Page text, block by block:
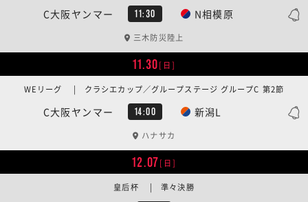
C大阪ヤンマー 11:30 N相模原
三木防災陸上
11.30[日]
C大阪ヤンマー 14:00 新潟L
WEリーグ | クラシエカップ／グループステージ グループC 第2節
ハナサカ
12.07[日]
皇后杯 | 準々決勝